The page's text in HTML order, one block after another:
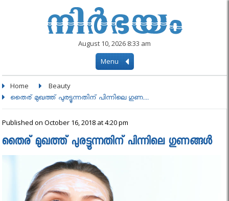
August 10, 2026 8:33 am
Menu
Home Beauty
തൈര് മുഖത്ത് പുരട്ടൂന്നതിന് പിന്നിലെ ഗുണ....
Published on October 16, 2018 at 4:20 pm
തൈര് മുഖത്ത് പുരട്ടൂന്നതിന് പിന്നിലെ ഗുണങ്ങൾ